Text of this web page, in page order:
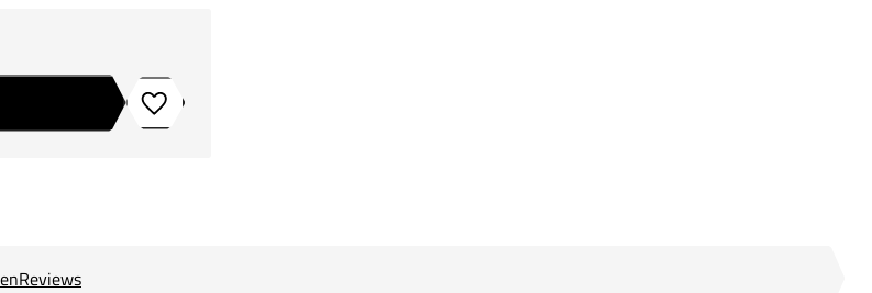
Toevoegen aan verlanglijstje
Reviews